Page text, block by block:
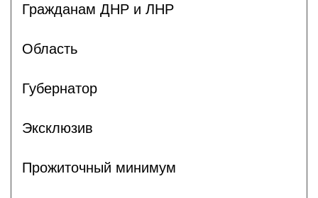
Гражданам ДНР и ЛНР
Область
Губернатор
Эксклюзив
Прожиточный минимум